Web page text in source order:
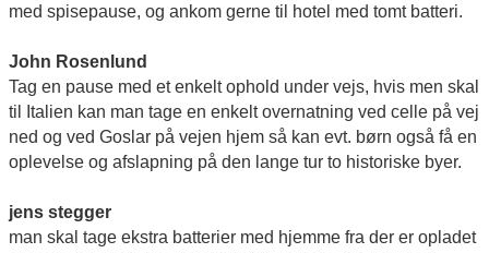
med spisepause, og ankom gerne til hotel med tomt batteri.
John Rosenlund
Tag en pause med et enkelt ophold under vejs, hvis men skal
til Italien kan man tage en enkelt overnatning ved celle på vej
ned og ved Goslar på vejen hjem så kan evt. børn også få en
oplevelse og afslapning på den lange tur to historiske byer.
jens stegger
man skal tage ekstra batterier med hjemme fra der er opladet